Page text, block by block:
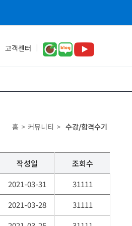
고객센터 |
홈 > 커뮤니티 > 수강/합격수기
작성일
조회수
2021-03-31
31111
2021-03-28
31111